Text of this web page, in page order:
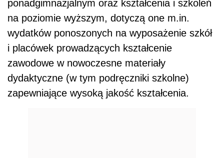
ponadgimnazjalnym oraz kształcenia i szkoleń
na poziomie wyższym, dotyczą one m.in.
wydatków ponoszonych na wyposażenie szkół
i placówek prowadzących kształcenie
zawodowe w nowoczesne materiały
dydaktyczne (w tym podręczniki szkolne)
zapewniające wysoką jakość kształcenia.